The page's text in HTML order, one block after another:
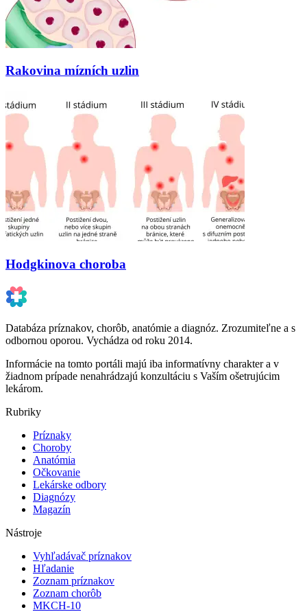
Rakovina mízních uzlin
Hodgkinova choroba
Databáza príznakov, chorôb, anatómie a diagnóz. Zrozumiteľne a s
odbornou oporou. Vychádza od roku 2014.
Informácie na tomto portáli majú iba informatívny charakter a v
žiadnom prípade nenahrádzajú konzultáciu s Vaším ošetrujúcim
lekárom.
Rubriky
Príznaky
Choroby
Anatómia
Očkovanie
Lekárske odbory
Diagnózy
Magazín
Nástroje
Vyhľadávač príznakov
Hľadanie
Zoznam príznakov
Zoznam chorôb
MKCH-10